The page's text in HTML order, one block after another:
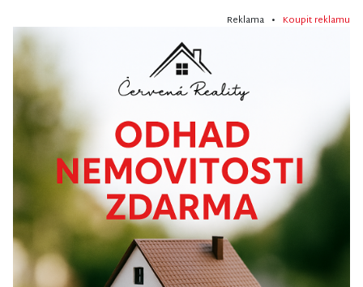
Reklama • Koupit reklamu